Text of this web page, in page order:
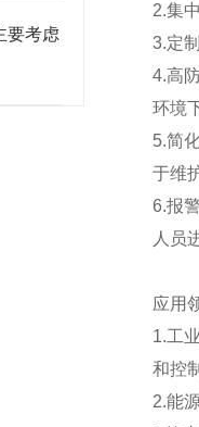
要考虑
2.集
3.定
4.高
环境
5.简
于维
6.报
人员
应用
1.工
和控
2.能